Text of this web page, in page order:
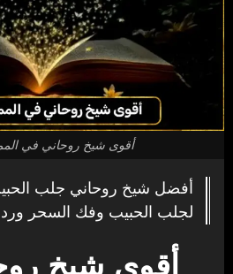
أقوى شيخ روحاني في
أفضل شيخ روحاني جلب
لجلب الحبيب وفك السحر ورد